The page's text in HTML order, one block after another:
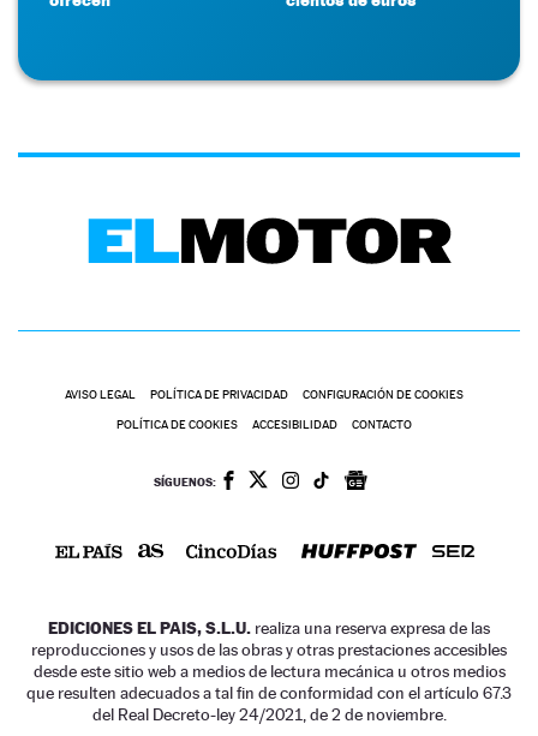
AVISO LEGAL POLÍTICA DE PRIVACIDAD CONFIGURACIÓN DE COOKIES
POLÍTICA DE COOKIES ACCESIBILIDAD CONTACTO
SÍGUENOS:
EDICIONES EL PAIS, S.L.U. realiza una reserva expresa de las
reproducciones y usos de las obras y otras prestaciones accesibles
desde este sitio web a medios de lectura mecánica u otros medios
que resulten adecuados a tal fin de conformidad con el artículo 67.3
del Real Decreto-ley 24/2021, de 2 de noviembre.